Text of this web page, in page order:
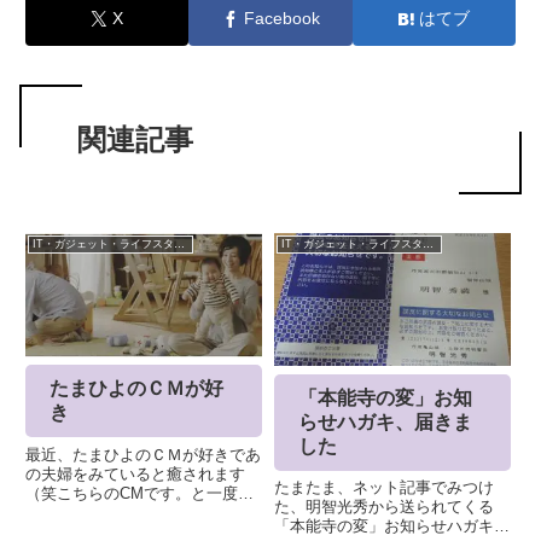
X Facebook はてブ
関連記事
IT・ガジェット・ライフスタイル
たまひよのＣＭが好
き
最近、たまひよのＣＭが好きであ
の夫婦をみていると癒されます
（笑こちらのCMです。と一度は
IT・ガジェット・ライフスタイル
「本能寺の変」お知
らせハガキ、届きま
した
たまたま、ネット記事でみつけ
た、明智光秀から送られてくる
「本能寺の変」お知らせハガキこ